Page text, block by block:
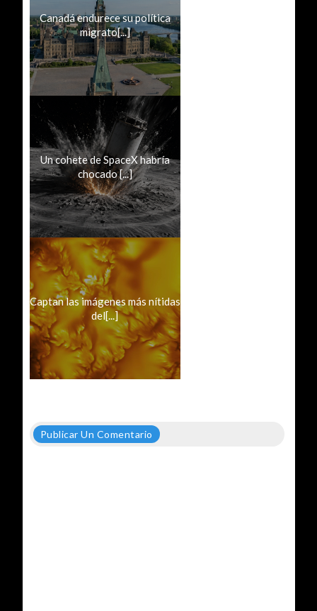
Canadá endurece su política
migrato[...]
Un cohete de SpaceX habría
chocado [...]
Captan las imágenes más nítidas
del[...]
Publicar Un Comentario